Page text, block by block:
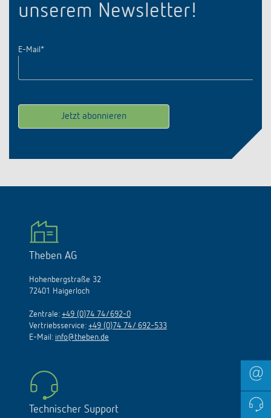
unserem Newsletter!
E-Mail *
Theben AG
Hohenbergstraße 32
72401 Haigerloch
Zentrale: +49 (0)74 74/692-0
Vertriebsservice: +49 (0)74 74/ 692-533
E-Mail: info@theben.de
Technischer Support